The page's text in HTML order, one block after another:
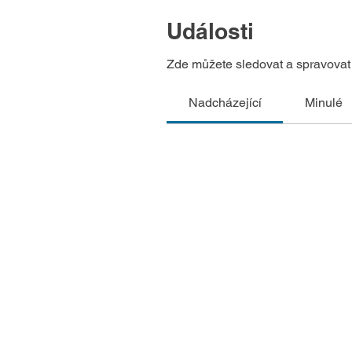
Události
Zde můžete sledovat a
Nadcházející Minulé